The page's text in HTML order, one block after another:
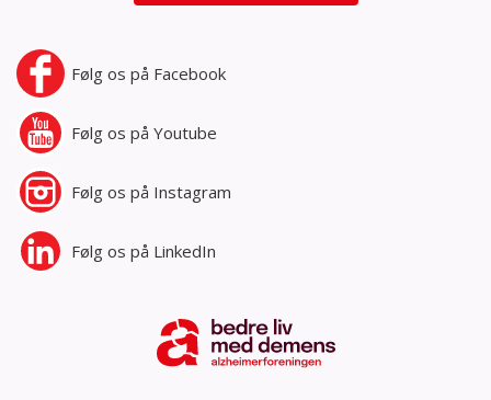
Følg os på Facebook
Følg os på Youtube
Følg os på Instagram
Følg os på LinkedIn